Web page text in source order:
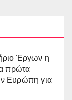
Έργων η
πρώτα
Ευρώπη για